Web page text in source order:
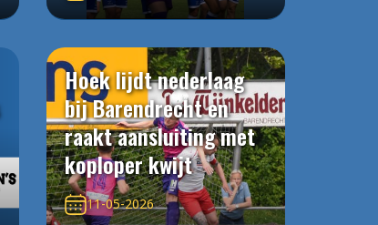
Hoek lijdt nederlaag
bij Barendrecht en
raakt aansluiting met
koploper kwijt
11-05-2026